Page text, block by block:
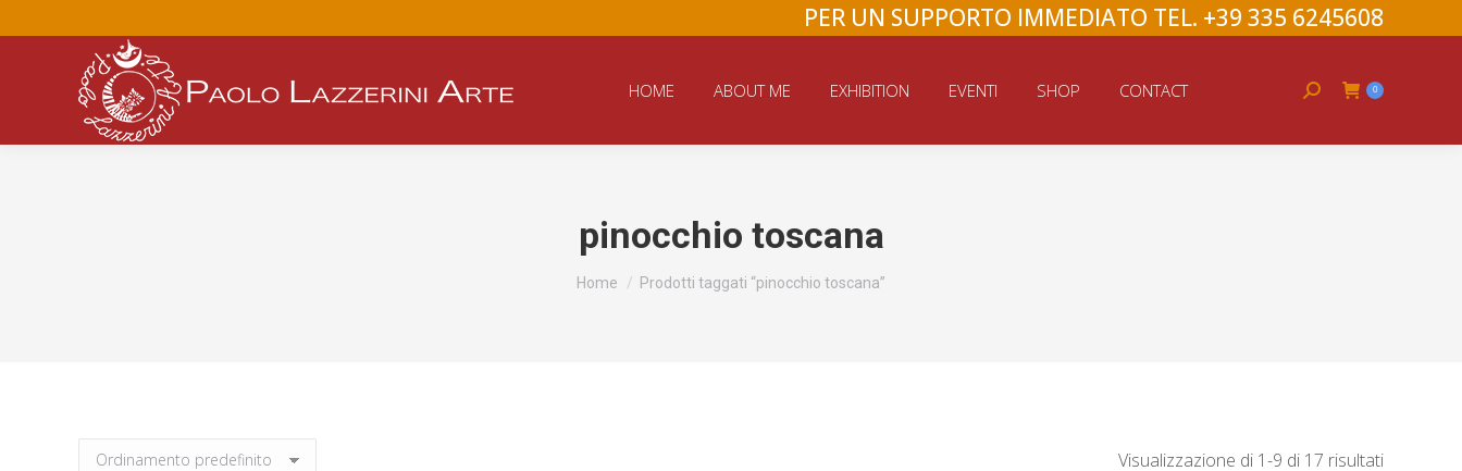
PER UN SUPPORTO IMMEDIATO TEL. +39 335 6245608
HOME ABOUT ME EXHIBITION EVENTI SHOP CONTACT Search: 0
pinocchio toscana
Home Prodotti taggati “pinocchio toscana”
Visualizzazione di 1-9 di 17 risultati